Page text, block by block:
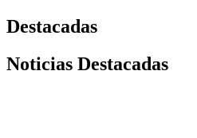
Destacadas
Noticias Destacadas